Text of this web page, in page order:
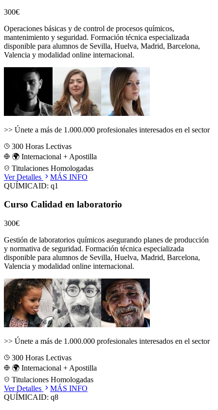
300€
Operaciones básicas y de control de procesos químicos,
mantenimiento y seguridad. Formación técnica especializada
disponible para alumnos de Sevilla, Huelva, Madrid, Barcelona,
Valencia y modalidad online internacional.
>> Únete a más de 1.000.000 profesionales interesados en el sector
300 Horas Lectivas
🌍 Internacional + Apostilla
Titulaciones Homologadas
Ver Detalles
MÁS INFO
QUÍMICAID: q1
Curso Calidad en laboratorio
300€
Gestión de laboratorios químicos asegurando planes de producción
y normativa de seguridad. Formación técnica especializada
disponible para alumnos de Sevilla, Huelva, Madrid, Barcelona,
Valencia y modalidad online internacional.
>> Únete a más de 1.000.000 profesionales interesados en el sector
300 Horas Lectivas
🌍 Internacional + Apostilla
Titulaciones Homologadas
Ver Detalles
MÁS INFO
QUÍMICAID: q8